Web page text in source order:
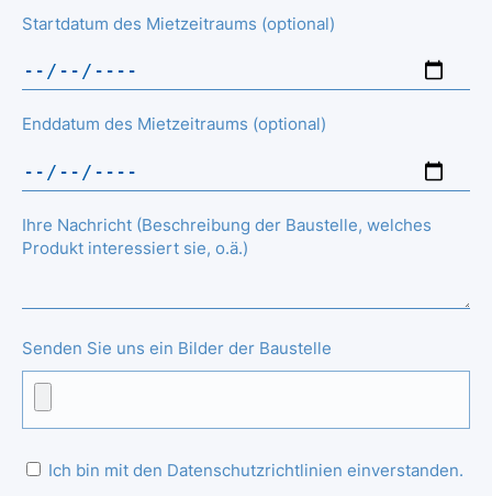
Startdatum des Mietzeitraums (optional)
Enddatum des Mietzeitraums (optional)
Ihre Nachricht (Beschreibung der Baustelle, welches
Produkt interessiert sie, o.ä.)
Senden Sie uns ein Bilder der Baustelle
Ich bin mit den Datenschutzrichtlinien einverstanden.